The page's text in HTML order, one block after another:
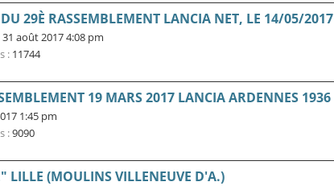
29È RASSEMBLEMENT LANCIA NET, LE 14/05/2017
31 août 2017 4:08 pm
: 11744
19 MARS 2017 LANCIA ARDENNES 1936
1:45 pm
:9090
LILLE (MOULINS VILLENEUVE D'A.)